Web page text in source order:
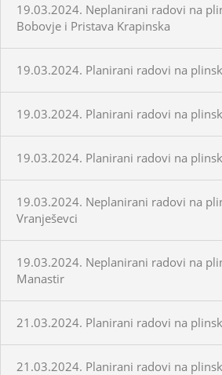
19.03.2024. Neplanirani radovi na
Bobovje i Pristava Krapinska
19.03.2024. Planirani radovi na
19.03.2024. Planirani radovi na
19.03.2024. Planirani radovi na
19.03.2024. Neplanirani radovi na
Vranješevci
19.03.2024. Neplanirani radovi na
Manastir
21.03.2024. Planirani radovi na
21.03.2024. Planirani radovi na